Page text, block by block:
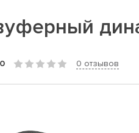
0 отзывов